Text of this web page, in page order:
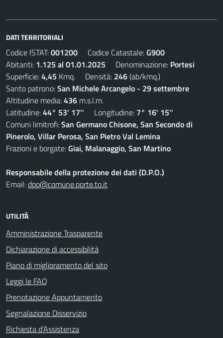
DATI TERRITORIALI
Codice ISTAT:001200 Codice Catastale:G900
Abitanti: 1.125 al 01.01.2025 Denominazione: Portesi
Superficie:4,45 Kmq. Densità: 246(ab/kmq.)
Santo patrono:San Michele Arcangelo - 29 settembre
Altitudine media:436 m.s.l.m.
Latitudine:44° 53' 17'' Longitudine: 7° 16' 15''
Comuni limitrofi:San Germano Chisone, San Secondo di
Pinerolo, Villar Perosa, San Pietro Val Lemina
Frazioni e borgate:Giai, Malanaggio, San Martino
Responsabile della protezione dei dati (D.P.O.)
Email:dpo@comune.porte.to.it
UTILITÀ
Amministrazione Trasparente
Dichiarazione di accessibilità
Piano di miglioramento del sito
Leggi le FAQ
Prenotazione Appuntamento
Segnalazione Disservizio
Richiesta d'Assistenza